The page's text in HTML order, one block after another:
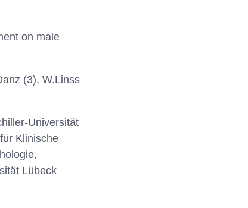
on male
(3), W.Linss
Universität
Klinische
Lübeck